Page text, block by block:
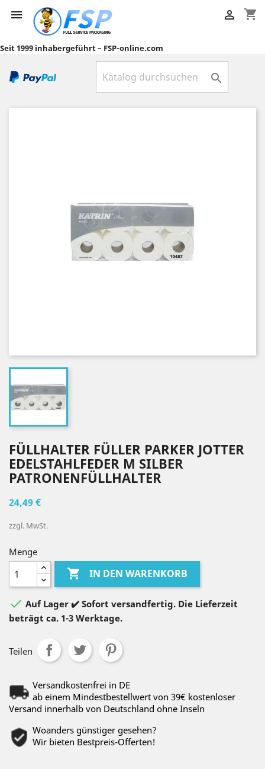
 shopping_cart

Seit 1999 inhabergeführt – FSP-online.com

FÜLLHALTER FÜLLER PARKER JOTTER
EDELSTAHLFEDER M SILBER
PATRONENFÜLLHALTER
24,49 €
zzgl. MwSt.
Menge
 IN DEN WARENKORB
 Auf Lager ✔️ Sofort versandfertig. Die Lieferzeit
beträgt ca. 1-3 Werktage.
Teilen
Versandkostenfrei in DE
ab einem Mindestbestellwert von 39€ kostenloser
Versand innerhalb von Deutschland ohne Inseln
Woanders günstiger gesehen?
Wir bieten Bestpreis-Offerten!